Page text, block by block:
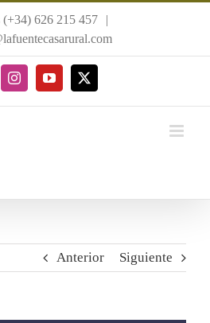
(+34) 626 215 457
|
InstagramYouTube
X
Anterior Siguiente